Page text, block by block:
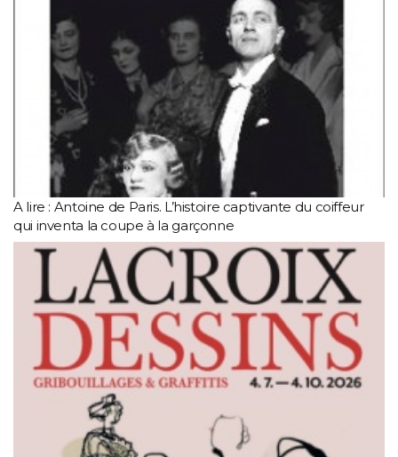
A lire : Antoine de Paris. L’histoire captivante du coiffeur
qui inventa la coupe à la garçonne